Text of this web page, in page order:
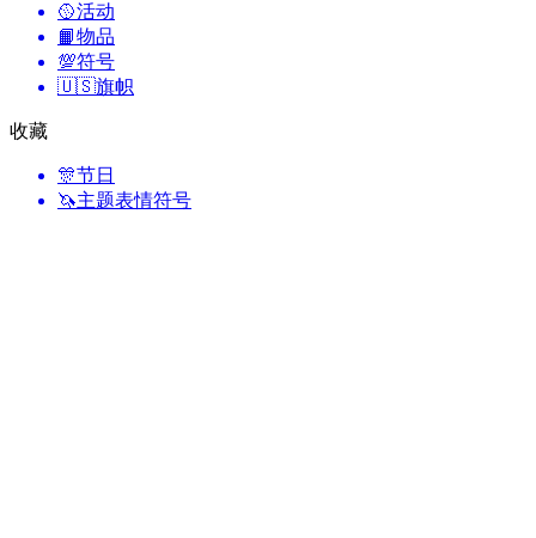
🥎活动
📙物品
💯符号
🇺🇸旗帜
收藏
🎊节日
🦄主题表情符号